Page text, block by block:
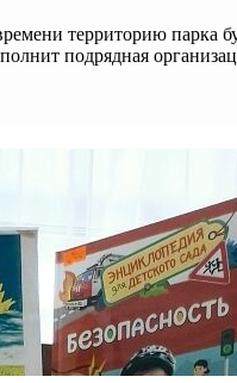
территорию парка
подрядная